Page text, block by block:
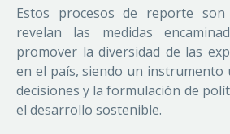
Estos procesos de reporte
revelan las medidas
promover la diversidad de las
en el país, siendo un instrumento
decisiones y la formulación de
el desarrollo sostenible.